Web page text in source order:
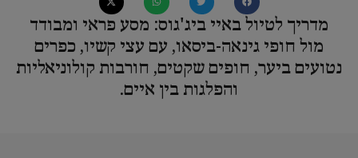
מדריך לטיול באיי ביג'גוס: מסע פראי ומבודד
מול חופי גינאה-ביסאו, עם עצי קשיו, כפרים
נטועים ביער, חופים שקטים, חורבות קולוניאליות
והפלגות בין איים.